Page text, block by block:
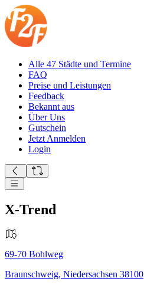
Alle 47 Städte und Termine
FAQ
Preise und Leistungen
Feedback
Bekannt aus
Über Uns
Gutschein
Jetzt Anmelden
Login
X-Trend
69-70 Bohlweg
Braunschweig, Niedersachsen 38100